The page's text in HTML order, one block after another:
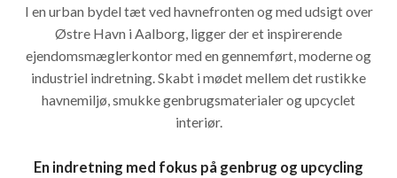
I en urban bydel tæt ved havnefronten og med udsigt over
Østre Havn i Aalborg, ligger der et inspirerende
ejendomsmæglerkontor med en gennemført, moderne og
industriel indretning. Skabt i mødet mellem det rustikke
havnemiljø, smukke genbrugsmaterialer og upcyclet
interiør.
En indretning med fokus på genbrug og upcycling